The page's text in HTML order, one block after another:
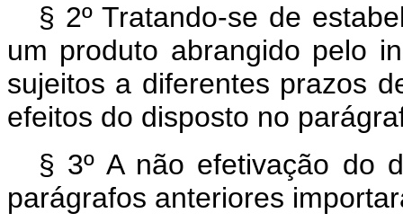
§ 2º Tratando-se de
um produto abrangido pelo
sujeitos a diferentes prazos
efeitos do disposto no
§ 3º A não efetivação do
parágrafos anteriores